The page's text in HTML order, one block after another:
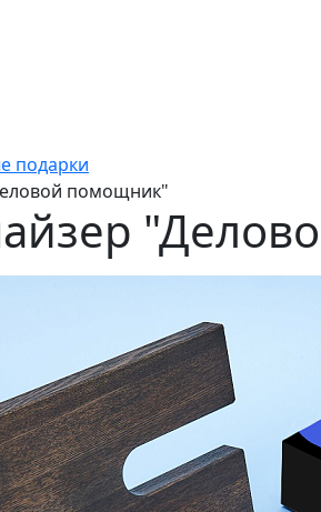
подарки
помощник"